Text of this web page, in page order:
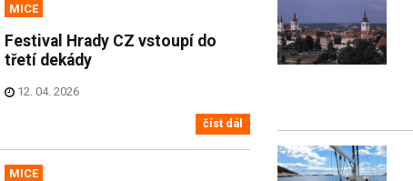
MICE
Festival Hrady CZ vstoupí do
třetí dekády
12. 04. 2026
číst dál
MICE